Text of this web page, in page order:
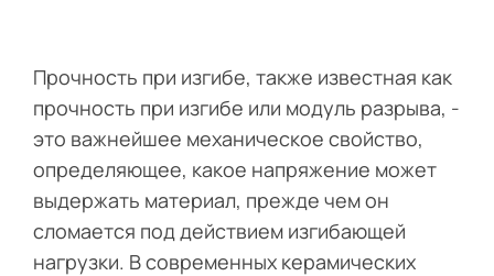
Прочность при изгибе, также известная как
прочность при изгибе или модуль разрыва, -
это важнейшее механическое свойство,
определяющее, какое напряжение может
выдержать материал, прежде чем он
сломается под действием изгибающей
нагрузки. В современных керамических